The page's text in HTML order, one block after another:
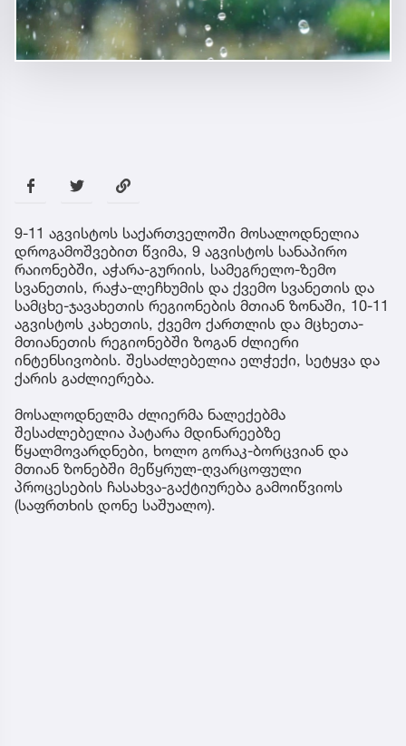
9-11 აგვისტოს საქართველოში მოსალოდნელია
დროგამოშვებით წვიმა, 9 აგვისტოს სანაპირო
რაიონებში, აჭარა-გურიის, სამეგრელო-ზემო
სვანეთის, რაჭა-ლეჩხუმის და ქვემო სვანეთის და
სამცხე-ჯავახეთის რეგიონების მთიან ზონაში, 10-11
აგვისტოს კახეთის, ქვემო ქართლის და მცხეთა-
მთიანეთის რეგიონებში ზოგან ძლიერი
ინტენსივობის. შესაძლებელია ელჭექი, სეტყვა და
ქარის გაძლიერება.
მოსალოდნელმა ძლიერმა ნალექებმა
შესაძლებელია პატარა მდინარეებზე
წყალმოვარდნები, ხოლო გორაკ-ბორცვიან და
მთიან ზონებში მეწყრულ-ღვარცოფული
პროცესების ჩასახვა-გაქტიურება გამოიწვიოს
(საფრთხის დონე საშუალო).